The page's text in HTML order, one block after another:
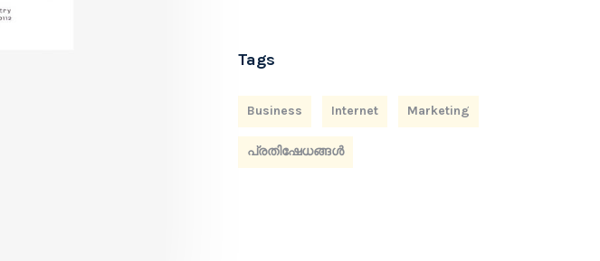
Tags
Business Internet Marketing
പ്രതിഷേധങ്ങൾ